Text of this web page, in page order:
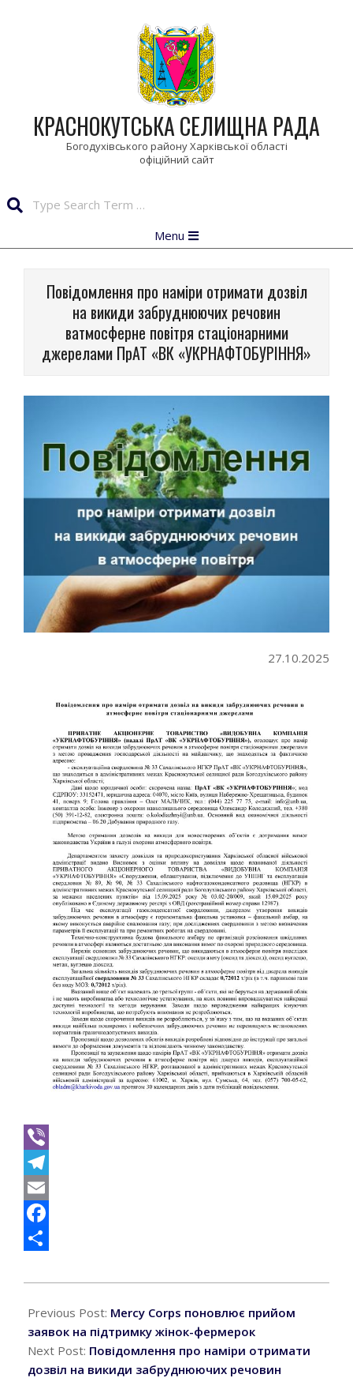
КРАСНОКУТСЬКА СЕЛИЩНА РАДА
Богодухівського району Харківської області
Navigation
Menu
Повідомлення про наміри отримати дозвіл
на викиди забруднюючих речовин
ватмосферне повітря стаціонарними
джерелами ПрАТ «ВК «УКРНАФТОБУРІННЯ»
27.10.2025
Viber
Telegram
Email
Facebook
10-
27
Previous Post: Mercy Corps поновлює прийом
заявок на підтримку жінок-фермерок
Next Post: Повідомлення про наміри отримати
дозвіл на викиди забруднюючих речовин